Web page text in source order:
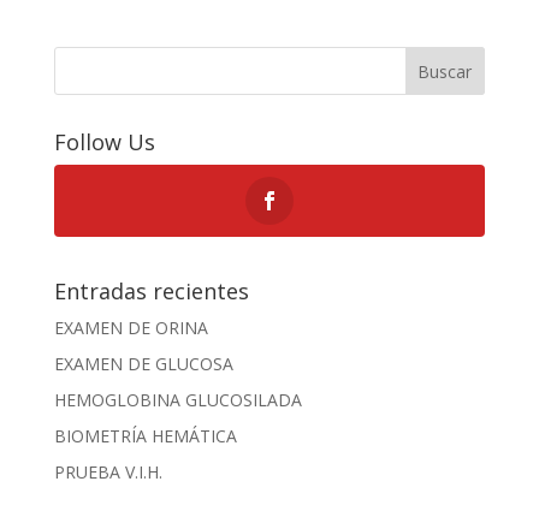
Buscar
Follow Us
Entradas recientes
EXAMEN DE ORINA
EXAMEN DE GLUCOSA
HEMOGLOBINA GLUCOSILADA
BIOMETRÍA HEMÁTICA
PRUEBA V.I.H.